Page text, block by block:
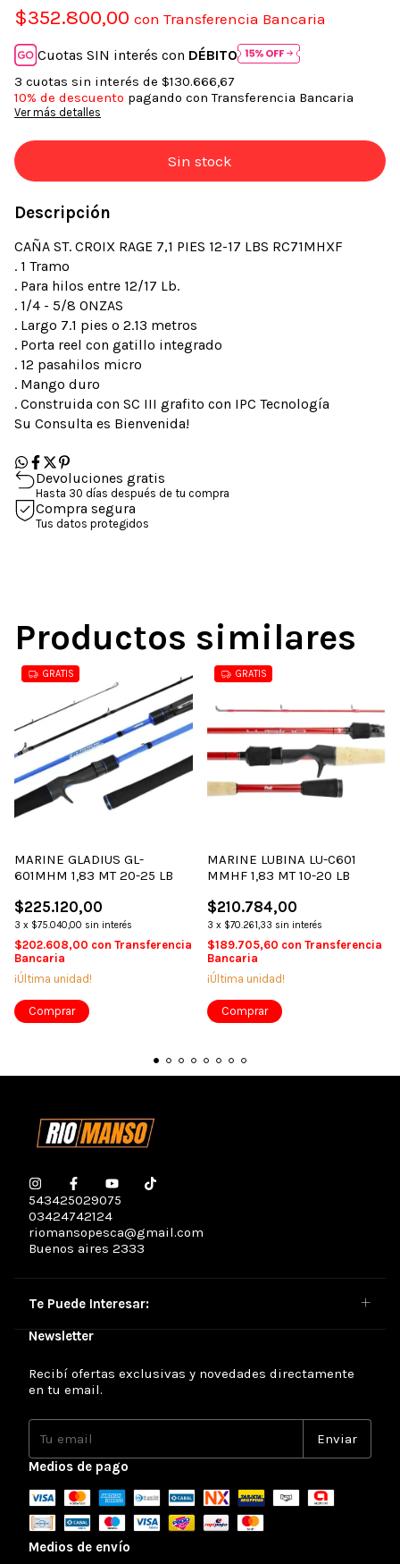
$352.800,00 con Transferencia Bancaria
Cuotas SIN interés con DÉBITO
3 cuotas sin interés de $130.666,67
10% de descuento pagando con Transferencia Bancaria
Ver más detalles
Descripción
CAÑA ST. CROIX RAGE 7,1 PIES 12-17 LBS RC71MHXF
. 1 Tramo
. Para hilos entre 12/17 Lb.
. 1/4 - 5/8 ONZAS
. Largo 7.1 pies o 2.13 metros
. Porta reel con gatillo integrado
. 12 pasahilos micro
. Mango duro
. Construida con SC III grafito con IPC Tecnología
Su Consulta es Bienvenida!
Devoluciones gratis
Hasta 30 días después de tu compra
Compra segura
Tus datos protegidos
Productos similares
GRATIS
MARINE GLADIUS GL-
601MHM 1,83 MT 20-25 LB
$225.120,00
3 x $75.040,00 sin interés
$202.608,00 con Transferencia
Bancaria
¡Última unidad!
GRATIS
MARINE LUBINA LU-C601
MMHF 1,83 MT 10-20 LB
$210.784,00
3 x $70.261,33 sin interés
$189.705,60 con Transferencia
Bancaria
¡Última unidad!
543425029075
03424742124
riomansopesca@gmail.com
Buenos aires 2333
Te Puede Interesar:
Newsletter
Recibí ofertas exclusivas y novedades directamente
en tu email.
Medios de pago
Medios de envío